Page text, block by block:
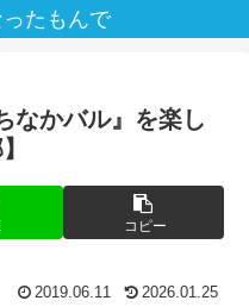
たもんで
なかバル』を楽し
コピー
2019.06.11 2026.01.25